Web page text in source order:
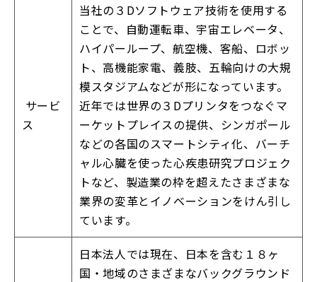
サービ
ス
当社の３Dソフトウェア技術を使用する
ことで、自動運転車、宇宙エレベータ、
ハイパーループ、航空機、客船、ロボッ
ト、高機能家電、義肢、五輪向けの大規
模スタジアムなどが形になっています。
近年では世界の３Dプリンタをつなぐマ
ーケットプレイスの提供、シンガポール
などの各国のスマートシティ化、バーチ
ャル心臓を使った心疾患研究プロジェク
トなど、製造業の枠を超えたさまざまな
業界の変革とイノベーションをけん引し
ています。
日本法人では現在、日本を含む１８ヶ
国・地域のさまざまなバックグラウンド